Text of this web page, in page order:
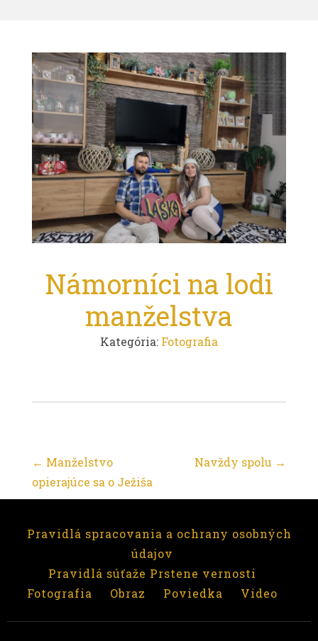
Námorníci na lodi
manželstva
Kategória: Fotografia
Post
navigation
← Manželstvo
opierajúce sa o Ježiša
Navždy spolu →
Pravidlá spracovania a ochrany osobných
údajov
Pravidlá súťaže Prstene vernosti
Fotografia
Obraz Poviedka Video